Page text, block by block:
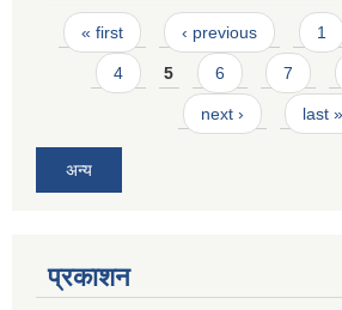
Pages
« first ‹ previous 1
4 5 6 7
next › last »
अन्य
प्रकाशन